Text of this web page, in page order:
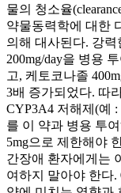
물의 청소율
약물동력학에 대한
의해 대사된다. 강
200mg/day을 병용
고, 케토코나졸
3배 증가되었다. 따
CYP3A4 저해제(예
를 이 약과 병용 투
5mg으로 제한해야
간장애 환자에게는
여하지 말아야 한다